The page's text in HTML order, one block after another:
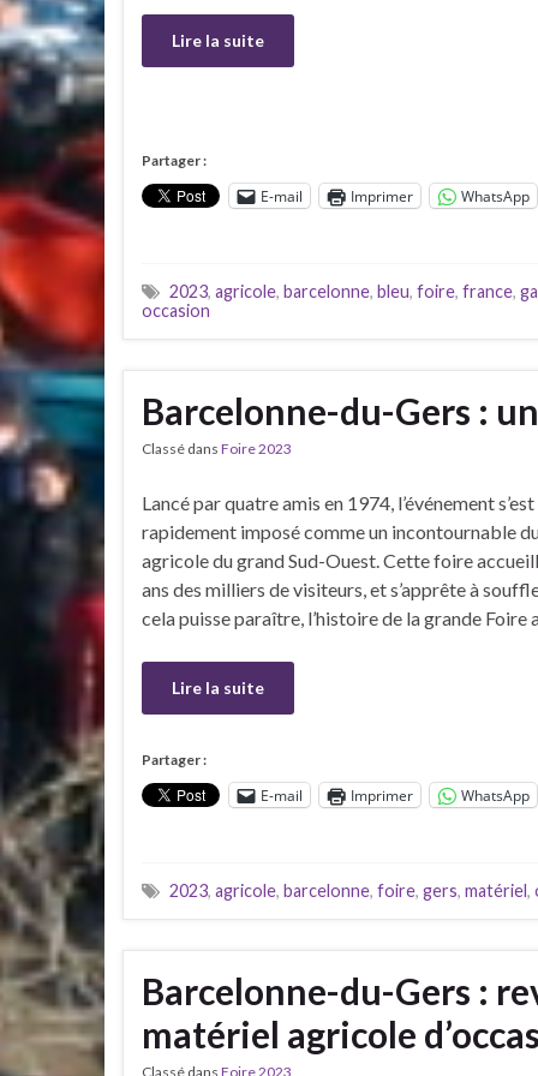
Lire la suite
Partager :
E-mail Imprimer WhatsApp
2023, agricole, barcelonne, bleu, foire, france,
occasion
Barcelonne-du-Gers :
Classé dans Foire 2023
Lancé par quatre amis en 1974, l’événement s’est
rapidement imposé comme un incontournable
agricole du grand Sud-Ouest. Cette foire
ans des milliers de visiteurs, et s’apprête à
cela puisse paraître, l’histoire de la grande
Lire la suite
Partager :
E-mail Imprimer WhatsApp
2023, agricole, barcelonne, foire, gers, matériel,
Barcelonne-du-Gers :
matériel agricole
Classé dans Foire 2023